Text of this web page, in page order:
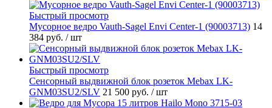
Быстрый просмотр
Мусорное ведро Vauth-Sagel Envi Center-1 (90003713) 14
384 руб. / шт
Быстрый просмотр
Сенсорный выдвижной блок розеток Mebax LK-
GNM03SU2/SLV 21 500 руб. / шт